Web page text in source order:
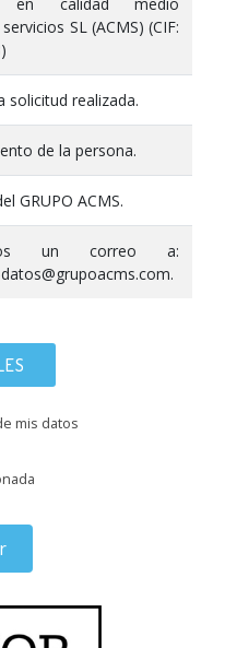
SL (ACMS) (CIF:
solicitud realizada.
de la persona.
GRUPO ACMS.
un correo a:
mis datos